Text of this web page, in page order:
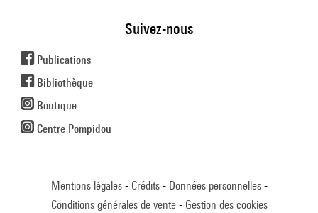
Suivez-nous
Publications
Bibliothèque
Boutique
Centre Pompidou
Mentions légales Crédits
Données personnelles
Conditions générales de vente
Gestion des cookies